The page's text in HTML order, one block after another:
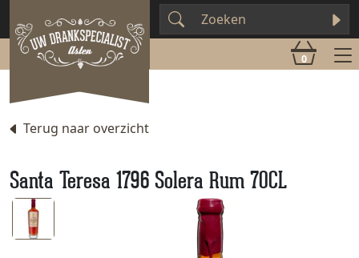
0
Terug naar overzicht
Santa Teresa 1796 Solera Rum 70CL